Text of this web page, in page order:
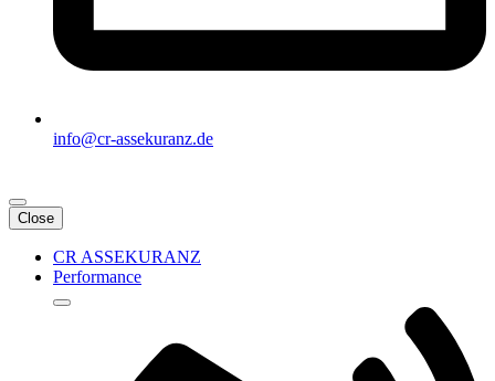
info@cr-assekuranz.de
Close
CR ASSEKURANZ
Performance